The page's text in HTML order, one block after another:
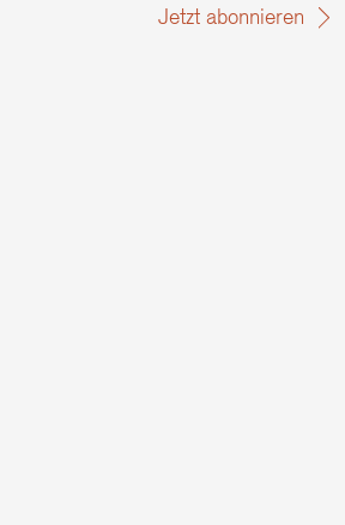
Jetzt abonnieren